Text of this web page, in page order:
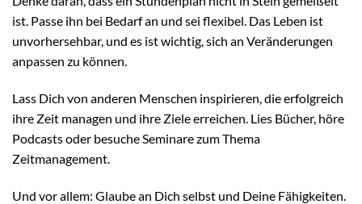
ist. Passe ihn bei Bedarf an und sei flexibel. Das Leben ist
unvorhersehbar, und es ist wichtig, sich an Veränderungen
anpassen zu können.
Lass Dich von anderen Menschen inspirieren, die erfolgreich
ihre Zeit managen und ihre Ziele erreichen. Lies Bücher, höre
Podcasts oder besuche Seminare zum Thema
Zeitmanagement.
Und vor allem: Glaube an Dich selbst und Deine Fähigkeiten.